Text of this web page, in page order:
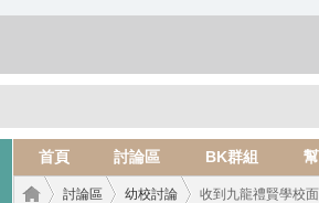
首頁 討論區 BK群組
討論區 幼校討論 收到九龍禮賢學校